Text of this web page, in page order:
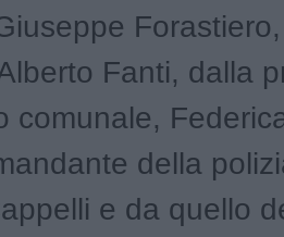
Fanti, dalla
comunale,
della
e da quello